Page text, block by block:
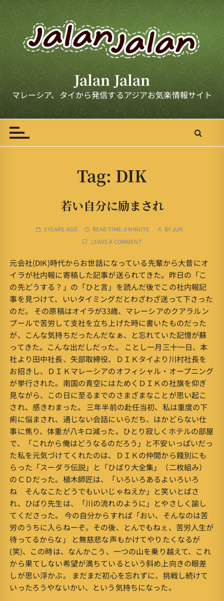
t
n
Jalan Jalan
マレーシア、タイから発信するアジアお気楽情報サイト
Tag: DIK
若い自分に励まされ
3 YEARS AGO READ TIME:0 MINUTE BYJUN
LEAVE A COMMENT
元会社(DIK)時代からお世話になっている先輩から大昔にオ
イラが社内報に寄稿した記事が送られてきた。昨日の「こ
の先どうする？」の「ひと言」を読んだ後でこの社内報記
事を見つけて、いいタイミングだとわざわざ送って下さった
のだ。 その原稿はオイラが33歳、マレーシアのクアラルン
プールで苦労して支社を立ち上げた時に書いたものだった
が、こんな気持ちだったんだなぁ、と忘れていた記憶が蘇
ってきた。こんな出だしだった。 ことし一月三十一日、本
社より田中社長、矢部取締役、ＤＩＫタイより川村社長を
お招きし、ＤＩＫマレーシアのオフィシャル・オープニング
が挙行された。南国の青空にはためくＤＩＫの社旗を仰ぎ
見ながら、この日に至るまでのさまざまなことが思い起こ
され、感きわまった。 三年半前の赴任当初、私は重度の下
痢に悩まされ、通じない会話にいらだち、はかどらない仕
事に焦り、体重が八キロ減った。ひとり寂しくホテルの部屋
で、「これから俺はどうなるのだろう」と不安いっぱいだっ
た私を元気づけてくれたのは、ＤＩＫの仲間から餞別にも
らった「スーダラ伝説」と「ひばり大全集」（二枚組み）
のＣＤだった。植木師匠は、「いろいろあるよいろいろ
ね そんなこたどうでもいいじゃねえか」と笑いとばさ
れ、ひばり先生は、「川の流れのように」とやさしく諭し
てくださった。 今の自分からすれば「おい、そんなのは苦
労のうちに入らねーぞ。その後、とんでもねぇ、苦労人生が
待ってるからな」 と無慈悲な声もかけてやりたくなるが
(笑)、この時は、なんかこう、一つの山を乗り越えて、これ
から果てしない希望が満ちているという斜め上向きの眼差
しが思い浮かぶ。 まだまだ初心を忘れずに、挑戦し続けて
いったろうやないかい、という気持ちになった。